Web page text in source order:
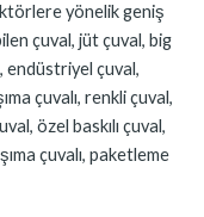
yönelik geniş
çuval, jüt çuval, big
endüstriyel çuval,
çuvalı, renkli çuval,
özel baskılı çuval,
çuvalı, paketleme